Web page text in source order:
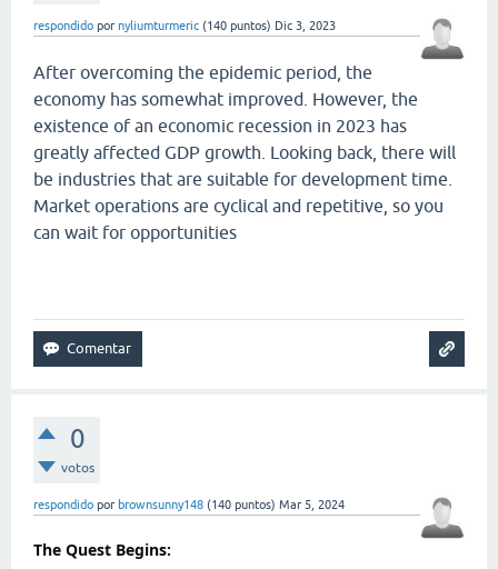
respondido por nyliumturmeric (140 puntos) Dic 3, 2023
After overcoming the epidemic period, the
economy has somewhat improved. However, the
existence of an economic recession in 2023 has
greatly affected GDP growth. Looking back, there will
be industries that are suitable for development time.
Market operations are cyclical and repetitive, so you
can wait for opportunities
0
votos
respondido por brownsunny148 (140 puntos) Mar 5, 2024
The Quest Begins: